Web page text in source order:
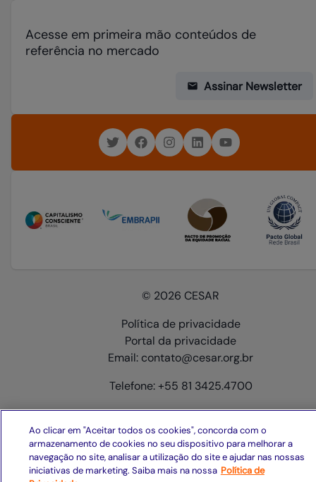
Acesse em primeira mão conteúdos de
referência no mercado
Assinar Newsletter
© 2026 CESAR
Política de privacidade
Portal da privacidade
Email: contato@cesar.org.br
Telefone: +55 81 3425.4700
Ao clicar em "Aceitar todos os cookies", concorda com o
armazenamento de cookies no seu dispositivo para melhorar a
navegação no site, analisar a utilização do site e ajudar nas nossas
iniciativas de marketing. Saiba mais na nossa Política de